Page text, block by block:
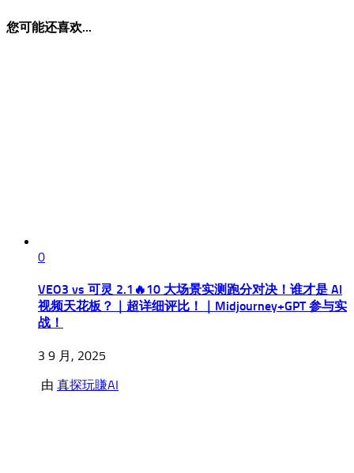
您可能还喜欢...
0
VEO3 vs 可灵 2.1🔥10 大场景实测跑分对决！谁才是 AI
视频天花板？｜超详细评比！｜Midjourney+GPT 参与实
战！
3 9 月, 2025
由 真探玩賺AI